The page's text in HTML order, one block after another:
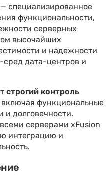
— специализированное
функциональности,
серверных
высочайших
и надежности
дата-центров и
строгий контроль
функциональные
и долговечности.
серверами xFusion
интеграцию и